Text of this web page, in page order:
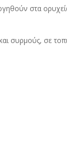
στα
συρμούς, σε